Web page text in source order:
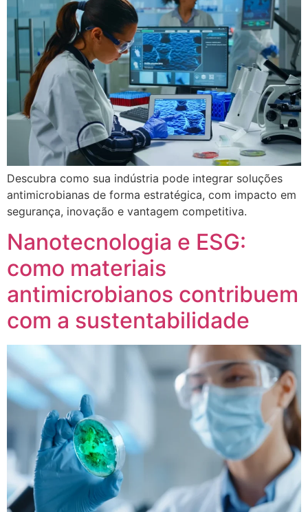
Descubra como sua indústria pode integrar soluções
antimicrobianas de forma estratégica, com impacto em
segurança, inovação e vantagem competitiva.
Nanotecnologia e ESG:
como materiais
antimicrobianos contribuem
com a sustentabilidade